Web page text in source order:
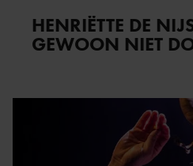
HENRIËTTE DE
GEWOON NIET